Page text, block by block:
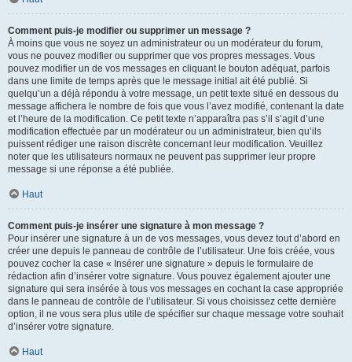
Comment puis-je modifier ou supprimer un message ?
À moins que vous ne soyez un administrateur ou un modérateur du forum,
vous ne pouvez modifier ou supprimer que vos propres messages. Vous
pouvez modifier un de vos messages en cliquant le bouton adéquat, parfois
dans une limite de temps après que le message initial ait été publié. Si
quelqu’un a déjà répondu à votre message, un petit texte situé en dessous du
message affichera le nombre de fois que vous l’avez modifié, contenant la date
et l’heure de la modification. Ce petit texte n’apparaîtra pas s’il s’agit d’une
modification effectuée par un modérateur ou un administrateur, bien qu’ils
puissent rédiger une raison discrète concernant leur modification. Veuillez
noter que les utilisateurs normaux ne peuvent pas supprimer leur propre
message si une réponse a été publiée.
Haut
Comment puis-je insérer une signature à mon message ?
Pour insérer une signature à un de vos messages, vous devez tout d’abord en
créer une depuis le panneau de contrôle de l’utilisateur. Une fois créée, vous
pouvez cocher la case « Insérer une signature » depuis le formulaire de
rédaction afin d’insérer votre signature. Vous pouvez également ajouter une
signature qui sera insérée à tous vos messages en cochant la case appropriée
dans le panneau de contrôle de l’utilisateur. Si vous choisissez cette dernière
option, il ne vous sera plus utile de spécifier sur chaque message votre souhait
d’insérer votre signature.
Haut